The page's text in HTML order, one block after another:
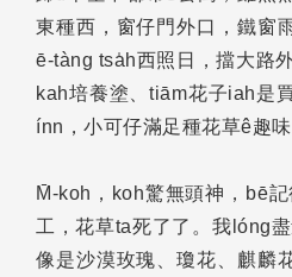
東種西，窗仔門外口，鐵窗
ē-tàng tsa̍h西照日，擋大路
kah培養塗、tiām花子iah是
ínn，小可仔滿足種花草ê趣味
M̄-koh，koh驚無頭神，bē
工，花草ta死了了。我lóng
像是沙漠玫瑰、瓊花、麒麟